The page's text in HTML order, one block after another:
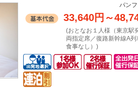
パン
33,640円 ～
(おとなお１人様（東京駅
両指定席／復路新幹線A
食事なし）)